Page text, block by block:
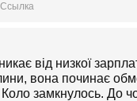
Ссылка
від низкої
вона починає
замкнулось. До